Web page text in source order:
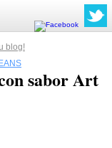
blog!
sabor Art